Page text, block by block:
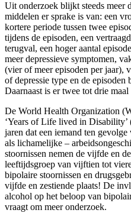
Uit onderzoek blijkt steeds meer
middelen er sprake is van: een
kortere periode tussen twee
tijdens de episoden, een
terugval, een hoger aantal
meer depressieve symptomen,
(vier of meer episoden per jaar),
of depressie type en de episoden
Daarnaast is er twee tot drie
De World Health Organization
‘Years of Life lived in
jaren dat een iemand ten
als lichamelijke –
stoornissen nemen de vijfde en
leeftijdsgroep van vijftien tot
bipolaire stoornissen en
vijfde en zestiende plaats! De
alcohol op het beloop van
vraagt om meer onderzoek.